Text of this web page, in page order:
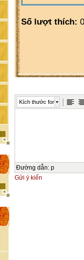
Số lượt thích:
Kích thước font
Đường dẫn: p
Gửi ý kiến